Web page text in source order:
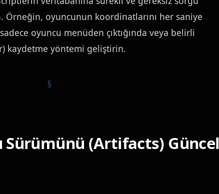
oyuncunun koordinatlarını her saniye
oyuncu menüden çıktığında veya belirli
kaydetme yöntemi geliştirin.
Sürümünü (Artifacts) Güncel